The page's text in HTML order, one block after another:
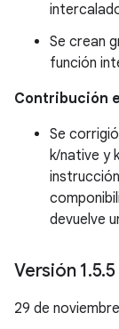
Se crean
función
Contribución
Se
k/native y
devuelve
Versión 1.5.5
29 de